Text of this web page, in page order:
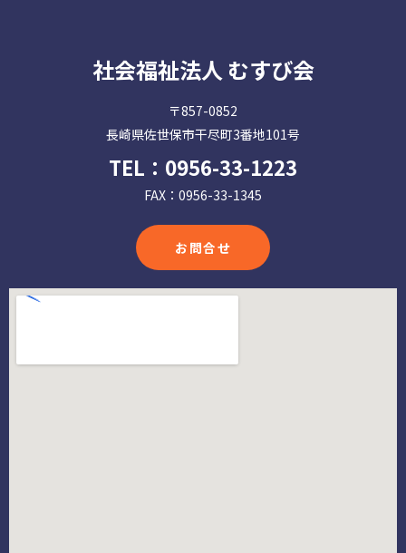
社会福祉法人 むすび会
〒857-0852
長崎県佐世保市干尽町3番地101号
TEL： 0956-33-1223
FAX：0956-33-1345
お問合せ